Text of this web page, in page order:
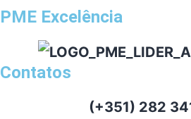
PME Excelência
Contatos
(+351) 282